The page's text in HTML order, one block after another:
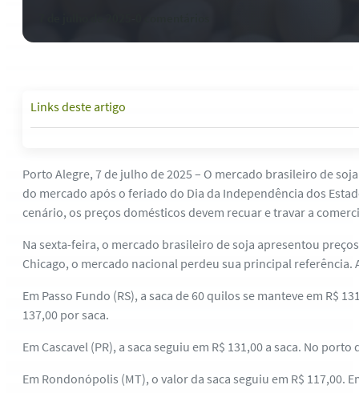
Links deste artigo
Porto Alegre, 7 de julho de 2025 – O mercado brasileiro de
do mercado após o feriado do Dia da Independência dos
cenário, os preços domésticos devem recuar e travar a
Na sexta-feira, o mercado brasileiro de soja apresentou
Chicago, o mercado nacional perdeu sua principal
Em Passo Fundo (RS), a saca de 60 quilos se manteve em R$
137,00 por saca.
Em Cascavel (PR), a saca seguiu em R$ 131,00 a saca. No
Em Rondonópolis (MT), o valor da saca seguiu em R$ 117,00.